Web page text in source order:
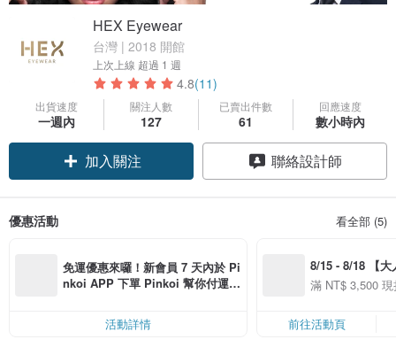
HEX Eyewear
台灣 | 2018 開館
上次上線 超過 1 週
4.8(11)
出貨速度
一週內
關注人數
127
已賣出件數
61
回應速度
數小時內
加入關注
聯絡設計師
優惠活動 看全部 (5)
免運優惠來囉！新會員 7 天內於 Pi
nkoi APP 下單 Pinkoi 幫你付運
活動詳情
8/15 - 8/18 【大
季】滿
50
滿 NT$ 3,500
前往活動頁